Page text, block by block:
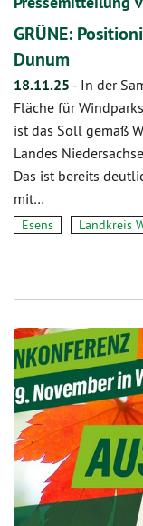
GRÜNE:
Dunum
18.11.25 - In der
Fläche für
ist das Soll gemäß
Landes
Das ist bereits
mit…
Esens Landkreis